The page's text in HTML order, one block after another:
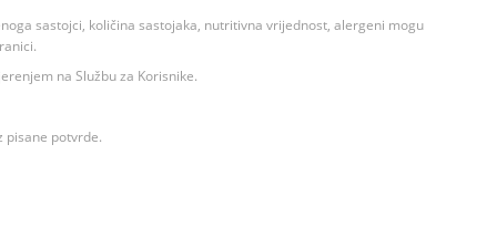
sastojci, količina sastojaka, nutritivna vrijednost, alergeni mogu
na Službu za Korisnike.
pisane potvrde.